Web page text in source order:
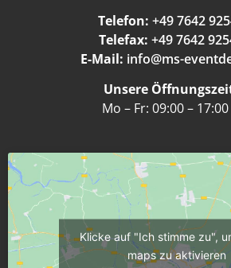
Telefon: +49 7642
Telefax: +49 7642
E-Mail: info@ms-
Unsere
Mo – Fr: 09:00 –
Klicke auf "Ich stimme zu",
maps zu aktivieren